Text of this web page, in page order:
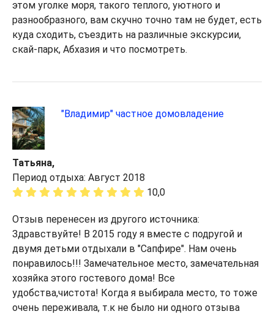
этом уголке моря, такого теплого, уютного и
разнообразного, вам скучно точно там не будет, есть
куда сходить, съездить на различные экскурсии,
скай-парк, Абхазия и что посмотреть.
"Владимир" частное домовладение
Татьяна,
Период отдыха: Август 2018
10,0
Отзыв перенесен из другого источника:
Здравствуйте! В 2015 году я вместе с подругой и
двумя детьми отдыхали в "Сапфире". Нам очень
понравилось!!! Замечательное место, замечательная
хозяйка этого гостевого дома! Все
удобства,чистота! Когда я выбирала место, то тоже
очень переживала, т.к не было ни одного отзыва